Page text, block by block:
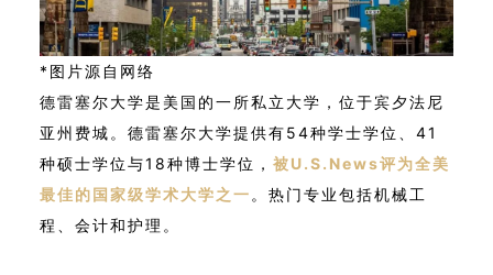
*图片源自网络
德雷塞尔大学是美国的一所私立大学，位于宾夕法尼
亚州费城。德雷塞尔大学提供有54种学士学位、41
种硕士学位与18种博士学位， 被U.S.News评为全美
最佳的国家级学术大学之一 。热门专业包括机械工
程、会计和护理。